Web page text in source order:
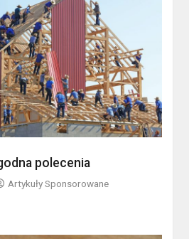
polecenia
Artykuły Sponsorowane